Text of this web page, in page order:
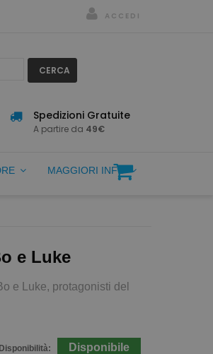
ACCEDI
CERCA
Spedizioni Gratuite
A partire da 49€
MAGGIORI INFO
e Luke
e Luke, protagonisti del
Disponibilità: Disponibile